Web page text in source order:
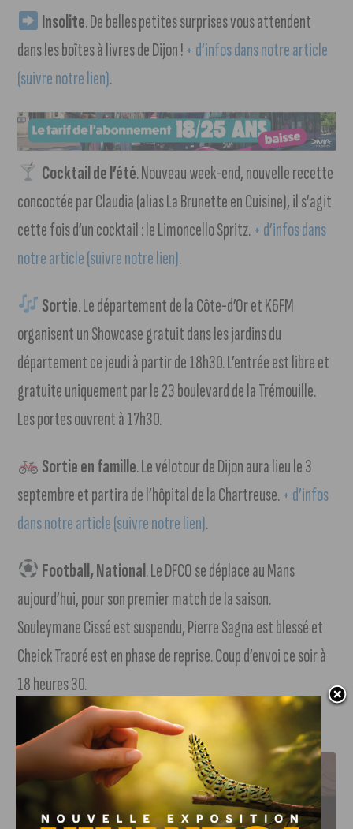
Insolite. De belles petites surprises vous attendent
dans les boîtes à livres de Dijon !+ d’infos dans notre article
(suivre notre lien).
Cocktail de l’été. Nouveau week-end, nouvelle recette
concoctée par Claudia (alias La Brunette en Cuisine), il s’agit
cette fois d’un cocktail : le Limoncello Spritz.+ d’infos dans
notre article (suivre notre lien).
Sortie. Le département de la Côte-d’Or et K6FM
organisent un Showcase gratuit dans les jardins du
département ce jeudi à partir de 18h30. L’entrée est libre et
gratuite uniquement par le 23 boulevard de la Trémouille.
Les portes ouvrent à 17h30.
Sortie en famille. Le vélotour de Dijon aura lieu le 3
septembre et partira de l’hôpital de la Chartreuse.+ d’infos
dans notre article (suivre notre lien).
Football, National. Le DFCO se déplace au Mans
aujourd’hui, pour son premier match de la saison.
Souleymane Cissé est suspendu, Pierre Sagna est blessé et
Cheick Traoré est en phase de reprise. Coup d’envoi ce soir à
18 heures 30.
J'AIME LE DFCO